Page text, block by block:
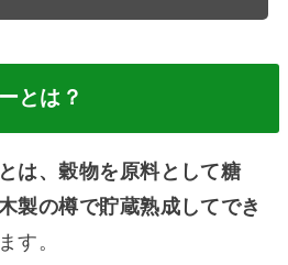
とは？
は、穀物を原料として糖
製の樽で貯蔵熟成してでき
す。